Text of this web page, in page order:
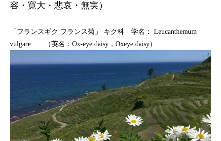
容・寛大・悲哀・無実）
「フランスギク フランス菊」 キク科 学名： Leucanthemum
vulgare （英名：Ox-eye daisy，Oxeye daisy）